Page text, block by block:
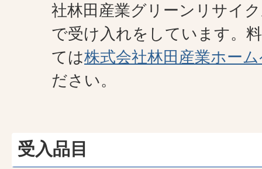
社林田産業グリーンリサイ
で受け入れをしています。
ては株式会社林田産業ホー
ださい。
受入品目